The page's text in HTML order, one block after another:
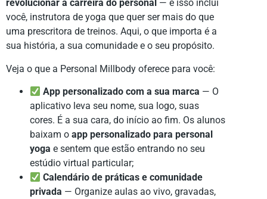
revolucionar a carreira do personal — e isso inclui
você, instrutora de yoga que quer ser mais do que
uma prescritora de treinos. Aqui, o que importa é a
sua história, a sua comunidade e o seu propósito.
Veja o que a Personal Millbody oferece para você:
App personalizado com a sua marca — O
aplicativo leva seu nome, sua logo, suas
cores. É a sua cara, do início ao fim. Os alunos
baixam o app personalizado para personal
yoga e sentem que estão entrando no seu
estúdio virtual particular;
Calendário de práticas e comunidade
privada — Organize aulas ao vivo, gravadas,